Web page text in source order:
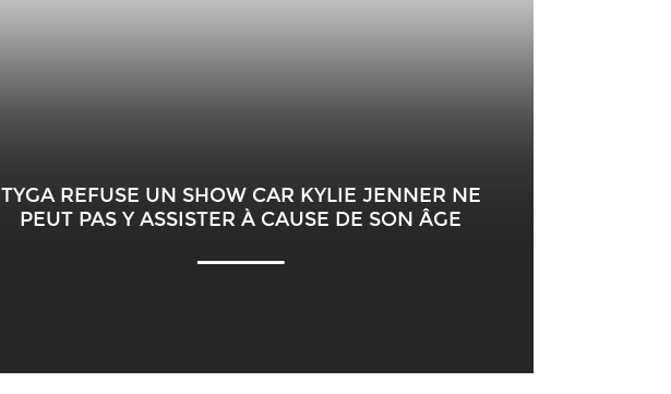
TYGA REFUSE UN SHOW CAR KYLIE JENNER NE
PEUT PAS Y ASSISTER À CAUSE DE SON ÂGE